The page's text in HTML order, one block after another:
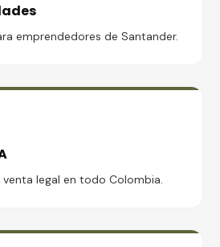
emprendedores de Santander.
legal en todo Colombia.